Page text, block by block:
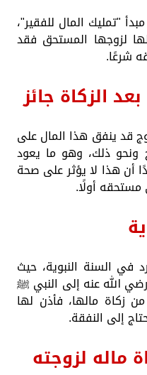
"تمليك المال للفقير"،
لزوجها المستحق فقد
شرعًا.
الزكاة جائز
قد ينفق هذا المال على
ونحو ذلك، وهو ما يعود
أن هذا لا يؤثر على صحة
مستحقه أولًا.
في السنة النبوية، حيث
الله عنه إلى النبي ﷺ
زكاة مالها، فأذن لها
إلى النفقة.
ماله لزوجته